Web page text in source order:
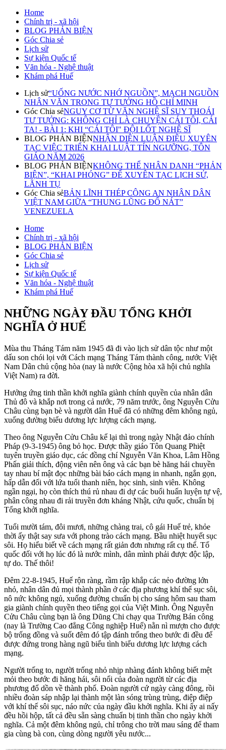
Home
Chính trị - xã hội
BLOG PHẢN BIỆN
Góc Chia sẻ
Lịch sử
Sự kiện Quốc tế
Văn hóa - Nghệ thuật
Khám phá Huế
Lịch sử“UỐNG NƯỚC NHỚ NGUỒN”, MẠCH NGUỒN
NHÂN VĂN TRONG TƯ TƯỞNG HỒ CHÍ MINH
Góc Chia sẻNGUY CƠ TỪ VĂN NGHỆ SĨ SUY THOÁI
TƯ TƯỞNG: KHÔNG CHỈ LÀ CHUYỆN CÁI TÔI, CÁI
TA! - BÀI 1: KHI “CÁI TÔI" ĐỘI LỐT NGHỆ SĨ
BLOG PHẢN BIỆNNHẬN DIỆN LUẬN ĐIỆU XUYÊN
TẠC VIỆC TRIỂN KHAI LUẬT TÍN NGƯỠNG, TÔN
GIÁO NĂM 2026
BLOG PHẢN BIỆNKHÔNG THỂ NHÂN DANH “PHẢN
BIỆN”, “KHAI PHÓNG” ĐỂ XUYÊN TẠC LỊCH SỬ,
LÃNH TỤ
Góc Chia sẻBẢN LĨNH THÉP CÔNG AN NHÂN DÂN
VIỆT NAM GIỮA “THUNG LŨNG ĐỔ NÁT”
VENEZUELA
Home
Chính trị - xã hội
BLOG PHẢN BIỆN
Góc Chia sẻ
Lịch sử
Sự kiện Quốc tế
Văn hóa - Nghệ thuật
Khám phá Huế
NHỮNG NGÀY ĐẦU TỔNG KHỞI
NGHĨA Ở HUẾ
Mùa thu Tháng Tám năm 1945 đã đi vào lịch sử dân tộc như một
dấu son chói lọi với Cách mạng Tháng Tám thành công, nước Việt
Nam Dân chủ cộng hòa (nay là nước Cộng hòa xã hội chủ nghĩa
Việt Nam) ra đời.
Hưởng ứng tinh thần khởi nghĩa giành chính quyền của nhân dân
Thủ đô và khắp nơi trong cả nước, 79 năm trước, ông Nguyễn Cửu
Châu cùng bạn bè và người dân Huế đã có những đêm không ngủ,
xuống đường biểu dương lực lượng cách mạng.
Theo ông Nguyễn Cửu Châu kể lại thì trong ngày Nhật đảo chính
Pháp (9-3-1945) ông bỏ học. Được thầy giáo Tôn Quang Phiệt
tuyên truyền giáo dục, các đồng chí Nguyễn Văn Khoa, Lâm Hồng
Phấn giải thích, động viên nên ông và các bạn bè hăng hái chuyền
tay nhau bí mật đọc những bài báo cách mạng in nhanh, ngắn gọn,
hấp dẫn đối với lứa tuổi thanh niên, học sinh, sinh viên. Không
ngần ngại, họ còn thích thú rủ nhau đi dự các buổi huấn luyện tự vệ,
phân công nhau đi rải truyền đơn kháng Nhật, cứu quốc, chuẩn bị
Tổng khởi nghĩa.
Tuổi mười tám, đôi mươi, những chàng trai, cô gái Huế trẻ, khỏe
thời ấy thật say sưa với phong trào cách mạng. Bầu nhiệt huyết sục
sôi. Họ hiểu biết về cách mạng rất giản đơn nhưng rất cụ thể. Tổ
quốc đối với họ lúc đó là nước mình, dân mình phải được độc lập,
tự do. Thế thôi!
Đêm 22-8-1945, Huế rộn ràng, rầm rập khắp các nẻo đường lớn
nhỏ, nhân dân đủ mọi thành phần ở các địa phương khí thế sục sôi,
nô nức không ngủ, xuống đường chuẩn bị cho sáng hôm sau tham
gia giành chính quyền theo tiếng gọi của Việt Minh. Ông Nguyễn
Cửu Châu cùng bạn là ông Dũng Chi chạy qua Trường Bán công
(nay là Trường Cao đẳng Công nghiệp Huế) nằn nì mượn cho được
bộ trống đồng và suốt đêm đó tập đánh trống theo bước đi đều để
được đứng trong hàng ngũ biểu tình biểu dương lực lượng cách
mạng.
Người trống to, người trống nhỏ nhịp nhàng đánh không biết mệt
mỏi theo bước đi hăng hái, sôi nổi của đoàn người từ các địa
phương đổ dồn về thành phố. Đoàn người cứ ngày càng đông, rồi
nhiều đoàn sáp nhập lại thành một làn sóng trùng trùng, điệp điệp
với khí thế sôi sục, náo nức của ngày đầu khởi nghĩa. Khi ấy ai nấy
đều hồi hộp, tất cả đều sẵn sàng chuẩn bị tinh thần cho ngày khởi
nghĩa. Cả một đêm không ngủ, chỉ trông cho trời mau sáng để tham
gia cùng bà con, cùng dòng người yêu nước...